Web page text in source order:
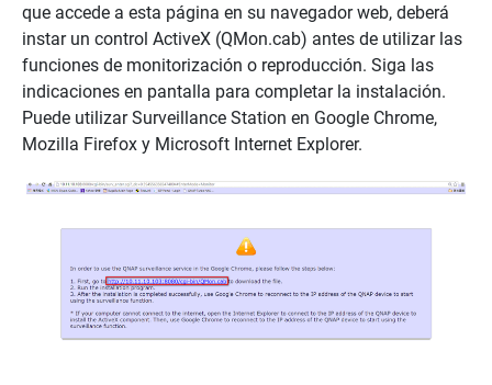
que accede a esta página en su navegador web, deberá
instar un control ActiveX (QMon.cab) antes de utilizar las
funciones de monitorización o reproducción. Siga las
indicaciones en pantalla para completar la instalación.
Puede utilizar Surveillance Station en Google Chrome,
Mozilla Firefox y Microsoft Internet Explorer.